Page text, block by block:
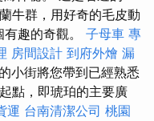
牛群，用好奇的毛皮動
趣的奇觀。 子母車 專
房間設計 到府外燴 漏
小街將您帶到已經熟悉
點，即琥珀的主要廣
運 台南清潔公司 桃園